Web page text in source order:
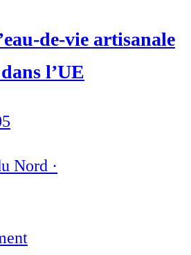
de-vie artisanale
l’UE
Nord ·